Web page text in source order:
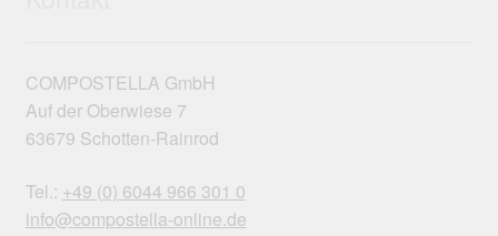
COMPOSTELLA GmbH
Auf der Oberwiese 7
63679 Schotten-Rainrod
Tel.: +49 (0) 6044 966 301 0
info@compostella-online.de